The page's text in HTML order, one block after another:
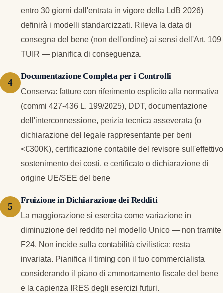
entro 30 giorni dall'entrata in vigore della LdB 2026)
definirà i modelli standardizzati. Rileva la data di
consegna del bene (non dell'ordine) ai sensi dell'Art. 109
TUIR — pianifica di conseguenza.
Documentazione Completa per i Controlli
Conserva: fatture con riferimento esplicito alla normativa
(commi 427-436 L. 199/2025), DDT, documentazione
dell'interconnessione, perizia tecnica asseverata (o
dichiarazione del legale rappresentante per beni
<€300K), certificazione contabile del revisore sull'effettivo
sostenimento dei costi, e certificato o dichiarazione di
origine UE/SEE del bene.
Fruizione in Dichiarazione dei Redditi
La maggiorazione si esercita come variazione in
diminuzione del reddito nel modello Unico — non tramite
F24. Non incide sulla contabilità civilistica: resta
invariata. Pianifica il timing con il tuo commercialista
considerando il piano di ammortamento fiscale del bene
e la capienza IRES degli esercizi futuri.